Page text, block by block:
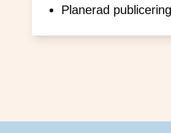
Planerad